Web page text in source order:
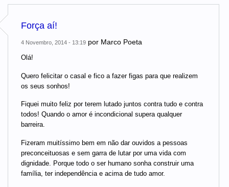
Força aí!
4 Novembro, 2014 - 13:19 por Marco Poeta
Olá!
Quero felicitar o casal e fico a fazer figas para que realizem
os seus sonhos!
Fiquei muito feliz por terem lutado juntos contra tudo e contra
todos! Quando o amor é incondicional supera qualquer
barreira.
Fizeram muitíssimo bem em não dar ouvidos a pessoas
preconceituosas e sem garra de lutar por uma vida com
dignidade. Porque todo o ser humano sonha construir uma
família, ter independência e acima de tudo amor.